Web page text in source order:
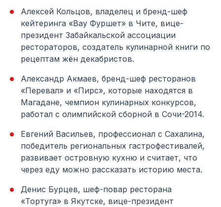
Алексей Кольцов, владелец и бренд-шеф
кейтеринга «Вау Фуршет» в Чите, вице-
президент Забайкальской ассоциации
рестораторов, создатель кулинарной книги по
рецептам жён декабристов.
Александр Акмаев, бренд-шеф ресторанов
«Перевал» и «Пирс», которые находятся в
Магадане, чемпион кулинарных конкурсов,
работал с олимпийской сборной в Сочи-2014.
Евгений Васильев, профессионал с Сахалина,
победитель региональных гастрофестивалей,
развивает островную кухню и считает, что
через еду можно рассказать историю места.
Денис Бурцев, шеф-повар ресторана
«Тортуга» в Якутске, вице-президент